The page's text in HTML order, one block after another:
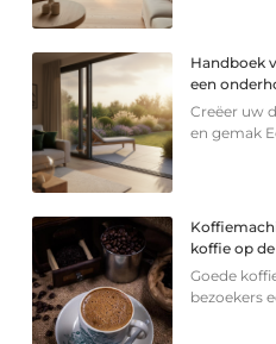
Handboek
een
Creëer uw
en gemak
koffie op
Goede
bezoekers